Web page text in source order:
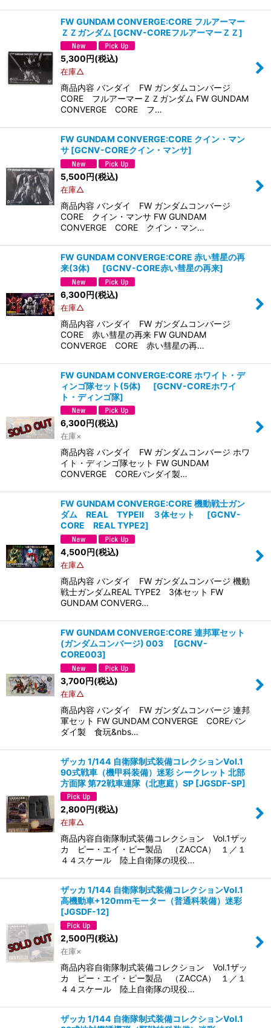
FW GUNDAM CONVERGE:CORE フルアーマー
ＺＺガンダム [GCNV-COREフルアーマーＺＺ]
5,300円(税込)
在庫△
商品内容 バンダイ FW ガンダムコンバージ
CORE フルアーマーＺＺガンダム FW GUNDAM
CONVERGE CORE フ…
FW GUNDAM CONVERGE:CORE クイン・マン
サ [GCNV-COREクイン・マンサ]
5,500円(税込)
在庫△
商品内容 バンダイ FW ガンダムコンバージ
CORE クイン・マンサ FW GUNDAM
CONVERGE CORE クイン・マン…
FW GUNDAM CONVERGE:CORE 赤い彗星の再
来(3体)
[GCNV-CORE赤い彗星の再来]
6,300円(税込)
在庫△
商品内容 バンダイ FW ガンダムコンバージ
CORE 赤い彗星の再来 FW GUNDAM
CONVERGE CORE 赤い彗星の再…
FW GUNDAM CONVERGE:CORE ホワイト・デ
ィンゴ隊セット(5体)
[GCNV-COREホワイ
ト・ディンゴ隊]
6,300円(税込)
在庫×
商品内容 バンダイ FW ガンダムコンバージ ホワ
イト・ディンゴ隊セット FW GUNDAM
CONVERGE COREバンダイ製…
FW GUNDAM CONVERGE:CORE 機動戦士ガン
ダム REAL TYPEII ３体セット
[GCNV-
CORE REAL TYPE2]
4,500円(税込)
在庫△
商品内容 バンダイ FW ガンダムコンバージ 機動
戦士ガンダムREAL TYPE2 3体セット FW
GUNDAM CONVERG…
FW GUNDAM CONVERGE:CORE 連邦軍セット
(ガンダムコンバージ) 003
[GCNV-
CORE003]
3,700円(税込)
在庫△
商品内容 バンダイ FW ガンダムコンバージ 連邦
軍セット FW GUNDAM CONVERGE COREバン
ダイ製 食玩&nbs…
ザッカ 1/144 自衛隊制式装備コレクションVol.1
90式戦車（機甲科装備）迷彩 シークレット 北部
方面隊 第72戦車連隊（北恵庭）SP [JGSDF-SP]
2,800円(税込)
在庫△
商品内容自衛隊制式装備コレクション Vol.1ザッ
カ ピー・エイ・ピー製品 （ZACCA） １／１
４４スケール 陸上自衛隊の現役…
ザッカ 1/144 自衛隊制式装備コレクションVol.1
高機動車+120mmモーター（普通科装備）迷彩
[JGSDF-12]
2,500円(税込)
在庫×
商品内容自衛隊制式装備コレクション Vol.1ザッ
カ ピー・エイ・ピー製品 （ZACCA） １／１
４４スケール 陸上自衛隊の現役…
ザッカ 1/144 自衛隊制式装備コレクションVol.1